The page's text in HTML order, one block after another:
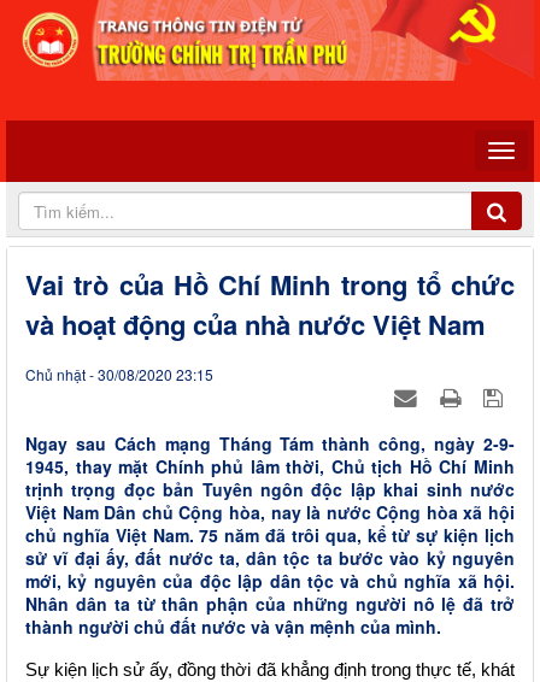
Vai trò của Hồ Chí Minh trong tổ chức
và hoạt động của nhà nước Việt Nam
Chủ nhật - 30/08/2020 23:15
Ngay sau Cách mạng Tháng Tám thành công, ngày 2-9-
1945, thay mặt Chính phủ lâm thời, Chủ tịch Hồ Chí Minh
trịnh trọng đọc bản Tuyên ngôn độc lập khai sinh nước
Việt Nam Dân chủ Cộng hòa, nay là nước Cộng hòa xã hội
chủ nghĩa Việt Nam. 75 năm đã trôi qua, kể từ sự kiện lịch
sử vĩ đại ấy, đất nước ta, dân tộc ta bước vào kỷ nguyên
mới, kỷ nguyên của độc lập dân tộc và chủ nghĩa xã hội.
Nhân dân ta từ thân phận của những người nô lệ đã trở
thành người chủ đất nước và vận mệnh của mình.
Sự kiện lịch sử ấy, đồng thời đã khẳng định trong thực tế, khát